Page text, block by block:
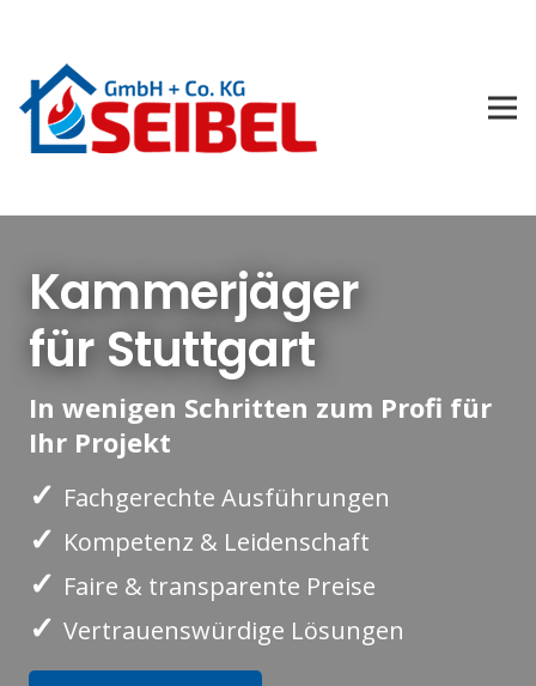
Kammerjäger
für Stuttgart
In wenigen Schritten zum Profi für
Ihr Projekt
✓ Fachgerechte Ausführungen
✓ Kompetenz & Leidenschaft
✓ Faire & transparente Preise
✓ Vertrauenswürdige Lösungen